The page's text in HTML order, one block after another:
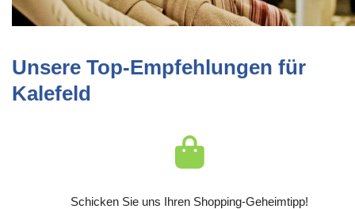
Unsere Top-Empfehlungen für
Kalefeld
Schicken Sie uns Ihren Shopping-Geheimtipp!